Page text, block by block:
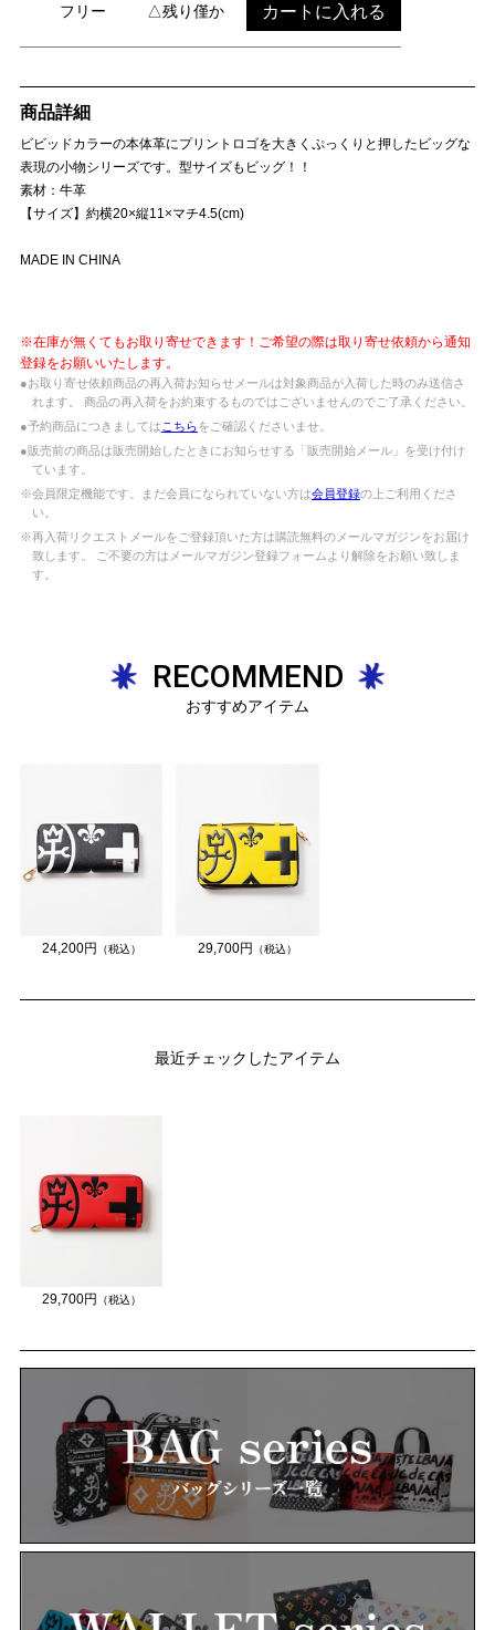
フリー △残り僅か カートに入れる
商品詳細
ビビッドカラーの本体革にプリントロゴを大きくぷっくりと押したビッグな
表現の小物シリーズです。型サイズもビッグ！！
素材：牛革
【サイズ】約横20×縦11×マチ4.5(cm)
MADE IN CHINA
※在庫が無くてもお取り寄せできます！ご希望の際は取り寄せ依頼から通知
登録をお願いいたします。
●お取り寄せ依頼商品の再入荷お知らせメールは対象商品が入荷した時のみ送信さ
れます。 商品の再入荷をお約束するものではございませんのでご了承ください。
●予約商品につきましては こちらをご確認くださいませ。
●販売前の商品は販売開始したときにお知らせする「販売開始メール」を受け付け
ています。
※会員限定機能です。まだ会員になられていない方は会員登録の上ご利用くださ
い。
※再入荷リクエストメールをご登録頂いた方は購読無料のメールマガジンをお届け
致します。 ご不要の方はメールマガジン登録フォームより解除をお願い致しま
す。
RECOMMEND
おすすめアイテム
24,200円 （税込） 29,700円 （税込）
最近チェックしたアイテム
29,700円 （税込）